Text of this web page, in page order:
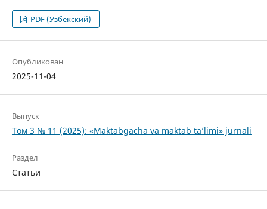
PDF (Узбекский)
Опубликован
2025-11-04
Выпуск
Том 3 № 11 (2025): «Maktabgacha va maktab ta’limi» jurnali
Раздел
Статьи